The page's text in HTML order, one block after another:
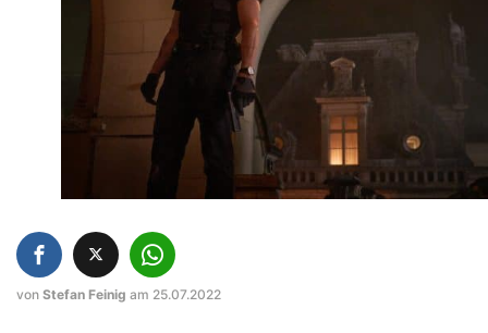
von Stefan Feinig am 25.07.2022